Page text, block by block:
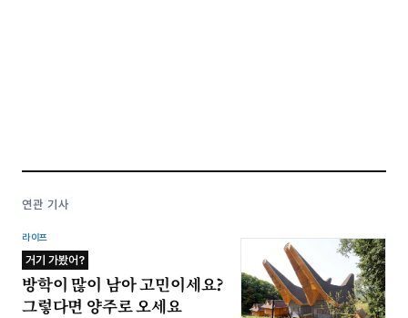
연관 기사
라이프
거기 가봤어?
방학이 많이 남아 고민이세요?
그렇다면 양주로 오세요